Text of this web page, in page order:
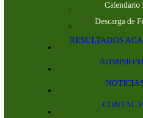
Calendario
Descarga de
RESULTADOS